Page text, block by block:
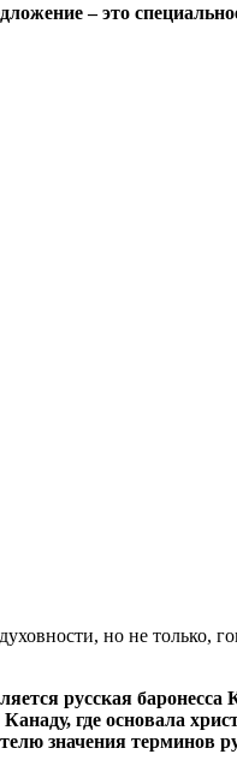
– это
но не только,
русская баронесса
где основала
значения терминов